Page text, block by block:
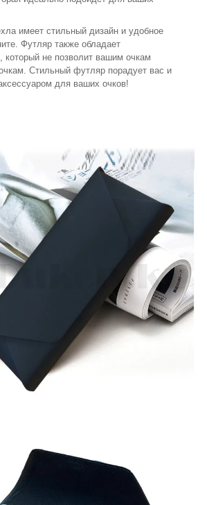
имеет стильный дизайн и удобное
Футляр также обладает
который не позволит вашим очкам
Стильный футляр порадует вас и
для ваших очков!